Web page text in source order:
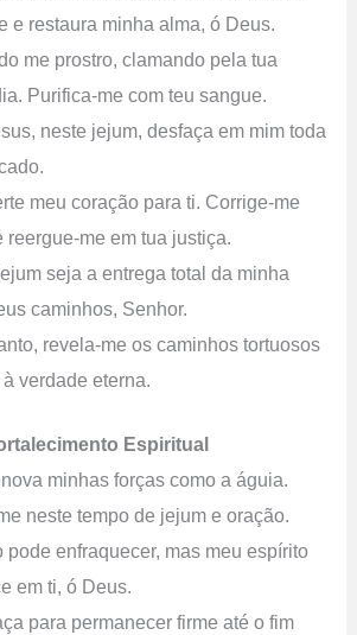
e restaura minha alma, ó Deus.
me prostro, clamando pela tua
Purifica-me com teu sangue.
neste jejum, desfaça em mim toda
meu coração para ti. Corrige-me
reergue-me em tua justiça.
seja a entrega total da minha
caminhos, Senhor.
revela-me os caminhos tortuosos
verdade eterna.
Espiritual
minhas forças como a águia.
neste tempo de jejum e oração.
pode enfraquecer, mas meu espírito
em ti, ó Deus.
para permanecer firme até o fim